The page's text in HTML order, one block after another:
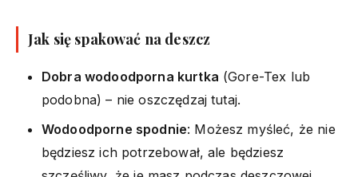
Jak się spakować na deszcz
Dobra wodoodporna kurtka (Gore-Tex lub
podobna) – nie oszczędzaj tutaj.
Wodoodporne spodnie: Możesz myśleć, że nie
będziesz ich potrzebował, ale będziesz